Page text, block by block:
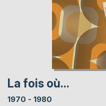
La fois où...
1970 - 1980